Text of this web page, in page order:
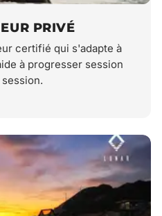
PRIVÉ
certifié qui s'adapte à
à progresser session